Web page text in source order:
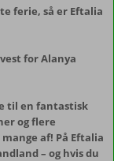
ferie, så er Eftalia
for Alanya
til en fantastisk
og flere
af! På Eftalia
– og hvis du